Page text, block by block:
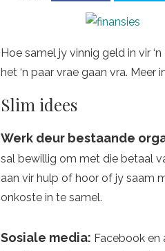
Hoe samel jy vinnig geld in vir
het ‘n paar vrae gaan vra. Meer
Slim idees
Werk deur bestaande
sal bewillig om met die betaal
aan vir hulp of hoor of jy saam
onkoste in te samel.
Sosiale media: Facebook en